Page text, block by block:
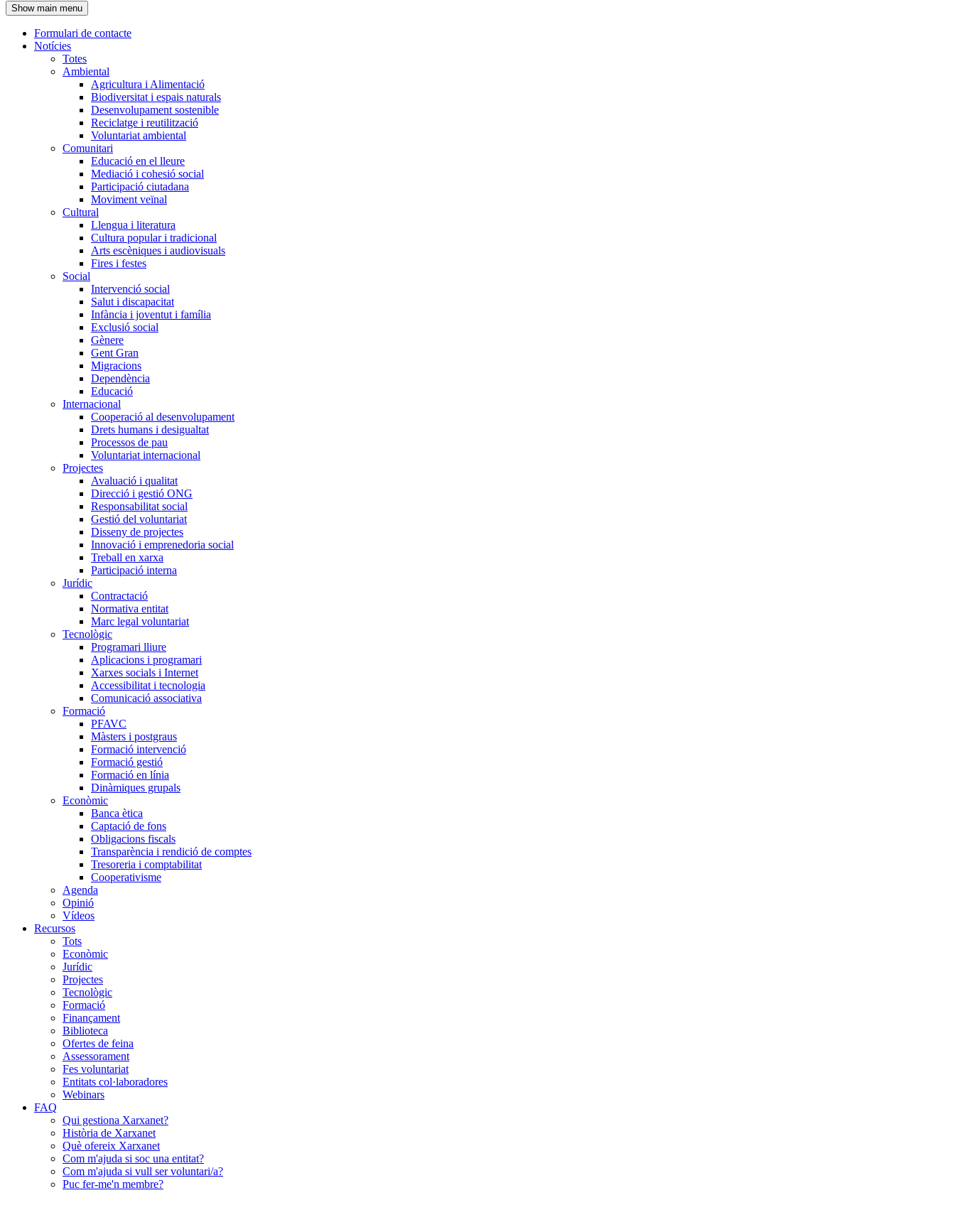
l'encapçalament
Show main menu
Navegació
principal
Formulari de contacte
Notícies
Totes
Ambiental
Agricultura i Alimentació
Biodiversitat i espais naturals
Desenvolupament sostenible
Reciclatge i reutilització
Voluntariat ambiental
Comunitari
Educació en el lleure
Mediació i cohesió social
Participació ciutadana
Moviment veïnal
Cultural
Llengua i literatura
Cultura popular i tradicional
Arts escèniques i audiovisuals
Fires i festes
Social
Intervenció social
Salut i discapacitat
Infància i joventut i família
Exclusió social
Gènere
Gent Gran
Migracions
Dependència
Educació
Internacional
Cooperació al desenvolupament
Drets humans i desigualtat
Processos de pau
Voluntariat internacional
Projectes
Avaluació i qualitat
Direcció i gestió ONG
Responsabilitat social
Gestió del voluntariat
Disseny de projectes
Innovació i emprenedoria social
Treball en xarxa
Participació interna
Jurídic
Contractació
Normativa entitat
Marc legal voluntariat
Tecnològic
Programari lliure
Aplicacions i programari
Xarxes socials i Internet
Accessibilitat i tecnologia
Comunicació associativa
Formació
PFAVC
Màsters i postgraus
Formació intervenció
Formació gestió
Formació en línia
Dinàmiques grupals
Econòmic
Banca ètica
Captació de fons
Obligacions fiscals
Transparència i rendició de comptes
Tresoreria i comptabilitat
Cooperativisme
Agenda
Opinió
Vídeos
Recursos
Tots
Econòmic
Jurídic
Projectes
Tecnològic
Formació
Finançament
Biblioteca
Ofertes de feina
Assessorament
Fes voluntariat
Entitats col·laboradores
Webinars
FAQ
Qui gestiona Xarxanet?
Història de Xarxanet
Què ofereix Xarxanet
Com m'ajuda si soc una entitat?
Com m'ajuda si vull ser voluntari/a?
Puc fer-me'n membre?